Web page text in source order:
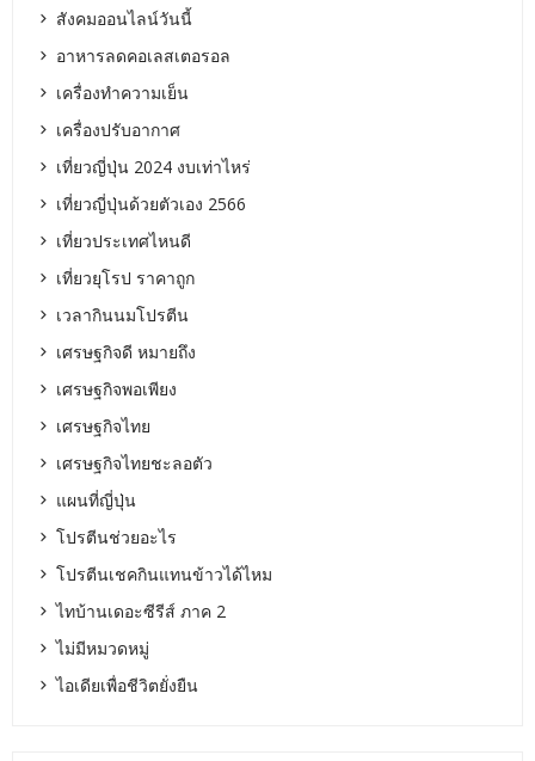
สังคมออนไลน์วันนี้
อาหารลดคอเลสเตอรอล
เครื่องทำความเย็น
เครื่องปรับอากาศ
เที่ยวญี่ปุ่น 2024 งบเท่าไหร่
เที่ยวญี่ปุ่นด้วยตัวเอง 2566
เที่ยวประเทศไหนดี
เที่ยวยุโรป ราคาถูก
เวลากินนมโปรตีน
เศรษฐกิจดี หมายถึง
เศรษฐกิจพอเพียง
เศรษฐกิจไทย
เศรษฐกิจไทยชะลอตัว
แผนที่ญี่ปุ่น
โปรตีนช่วยอะไร
โปรตีนเชคกินแทนข้าวได้ไหม
ไทบ้านเดอะซีรีส์ ภาค 2
ไม่มีหมวดหมู่
ไอเดียเพื่อชีวิตยั่งยืน